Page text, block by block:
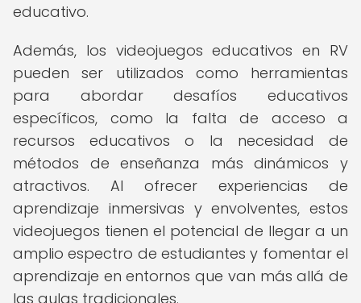
educativo.
Además, los videojuegos educativos en RV
pueden ser utilizados como herramientas
para abordar desafíos educativos
específicos, como la falta de acceso a
recursos educativos o la necesidad de
métodos de enseñanza más dinámicos y
atractivos. Al ofrecer experiencias de
aprendizaje inmersivas y envolventes, estos
videojuegos tienen el potencial de llegar a un
amplio espectro de estudiantes y fomentar el
aprendizaje en entornos que van más allá de
las aulas tradicionales.